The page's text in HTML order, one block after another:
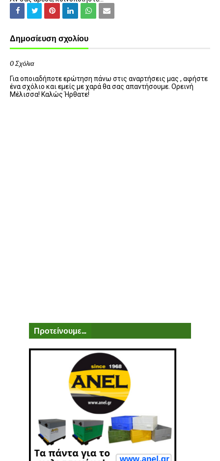
Δημοσίευση σχολίου
0 Σχόλια
Για οποιαδήποτε ερώτηση πάνω στις αναρτήσεις μας , αφήστε
ένα σχόλιο και εμείς με χαρά θα σας απαντήσουμε. Ορεινή
Μέλισσα! Καλώς Ήρθατε!
Προτείνουμε...